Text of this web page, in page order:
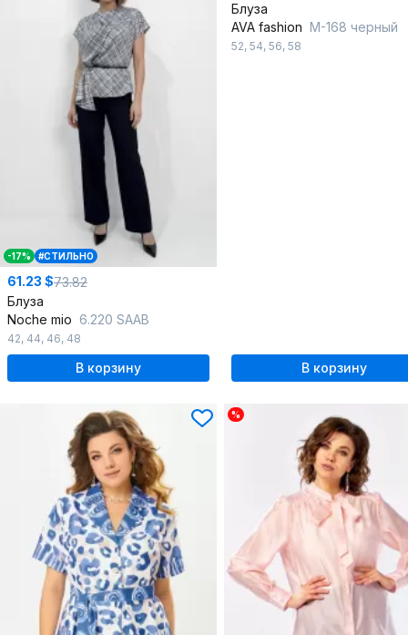
-17% #СТИЛЬНО
61.23 $73.82
Блуза
Noche mio 6.220 SAAB
42, 44, 46, 48
В корзину
Блуза
AVA fashion М-168 черный
52, 54, 56, 58
В корзину
%